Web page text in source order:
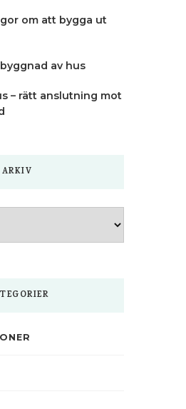
om att bygga ut
av hus
– rätt anslutning mot
ARKIV